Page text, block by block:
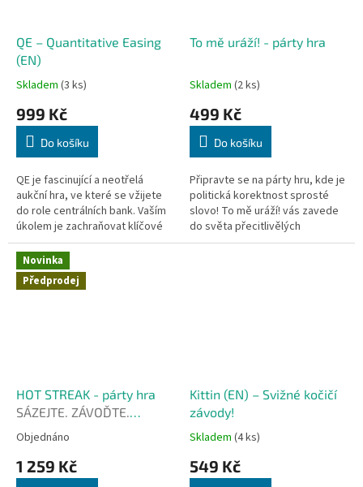
QE – Quantitative Easing
(EN)
Skladem (3 ks)
999 Kč
Do košíku
QE je fascinující a neotřelá
aukční hra, ve které se vžijete
do role centrálních bank. Vaším
úkolem je zachraňovat klíčové
korporace a průmyslová
odvětví, abyste získali vítězné...
To mě uráží! - párty hra
Skladem (2 ks)
499 Kč
Do košíku
Připravte se na párty hru, kde je
politická korektnost sprosté
slovo! To mě uráží! vás zavede
do světa přecitlivělých
"sněhových vloček", které se
Novinka
Předprodej
HOT STREAK - párty hra
SÁZEJTE. ZÁVOĎTE.
KŘIČTE!
Objednáno
1 259 Kč
Kittin (EN) – Svižné kočičí
závody!
Skladem (4 ks)
549 Kč